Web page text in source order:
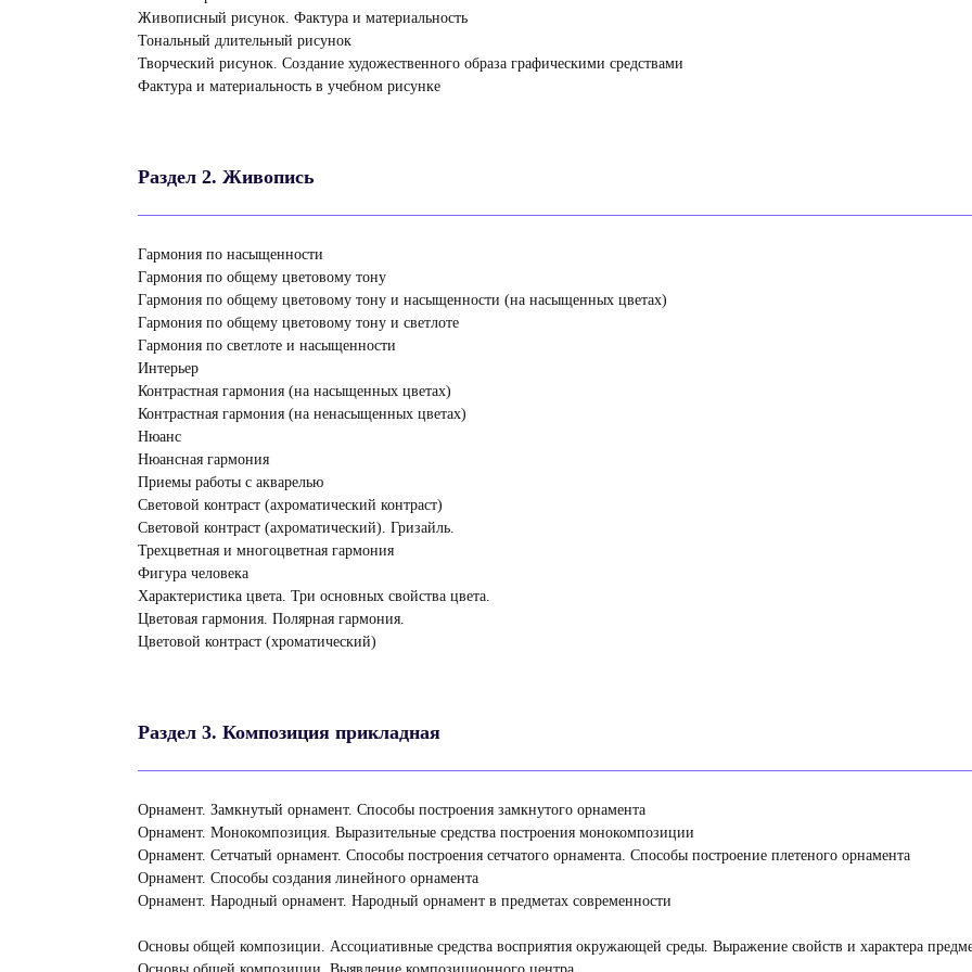
Живописный рисунок. Фактура и материальность
Тональный длительный рисунок
Творческий рисунок. Создание художественного образа графическими средствами
Фактура и материальность в учебном рисунке
Раздел 2. Живопись
Гармония по насыщенности
Гармония по общему цветовому тону
Гармония по общему цветовому тону и насыщенности (на насыщенных цветах)
Гармония по общему цветовому тону и светлоте
Гармония по светлоте и насыщенности
Интерьер
Контрастная гармония (на насыщенных цветах)
Контрастная гармония (на ненасыщенных цветах)
Нюанс
Нюансная гармония
Приемы работы с акварелью
Световой контраст (ахроматический контраст)
Световой контраст (ахроматический). Гризайль.
Трехцветная и многоцветная гармония
Фигура человека
Характеристика цвета. Три основных свойства цвета.
Цветовая гармония. Полярная гармония.
Цветовой контраст (хроматический)
Раздел 3. Композиция прикладная
Орнамент. Замкнутый орнамент. Способы построения замкнутого орнамента
Орнамент. Монокомпозиция. Выразительные средства построения монокомпозиции
Орнамент. Сетчатый орнамент. Способы построения сетчатого орнамента. Способы построение плетеного орнамента
Орнамент. Способы создания линейного орнамента
Орнамент. Народный орнамент. Народный орнамент в предметах современности
Основы общей композиции. Ассоциативные средства восприятия окружающей среды. Выражение свойств и характера